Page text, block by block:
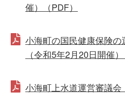
催）（PDF）
小海町の国民健康保険
（令和5年2月20日開催）
小海町上水道運営審議